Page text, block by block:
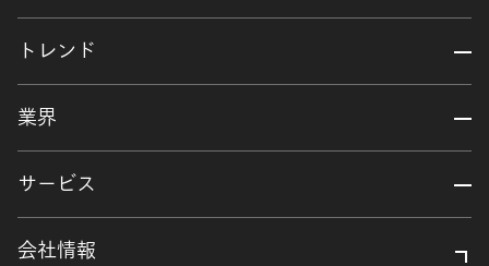
トレンド
業界
サービス
会社情報